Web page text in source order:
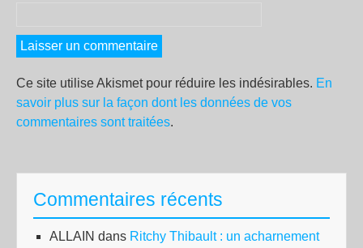
Ce site utilise Akismet pour réduire les indésirables. En
savoir plus sur la façon dont les données de vos
commentaires sont traitées.
Commentaires récents
ALLAIN dans Ritchy Thibault : un acharnement